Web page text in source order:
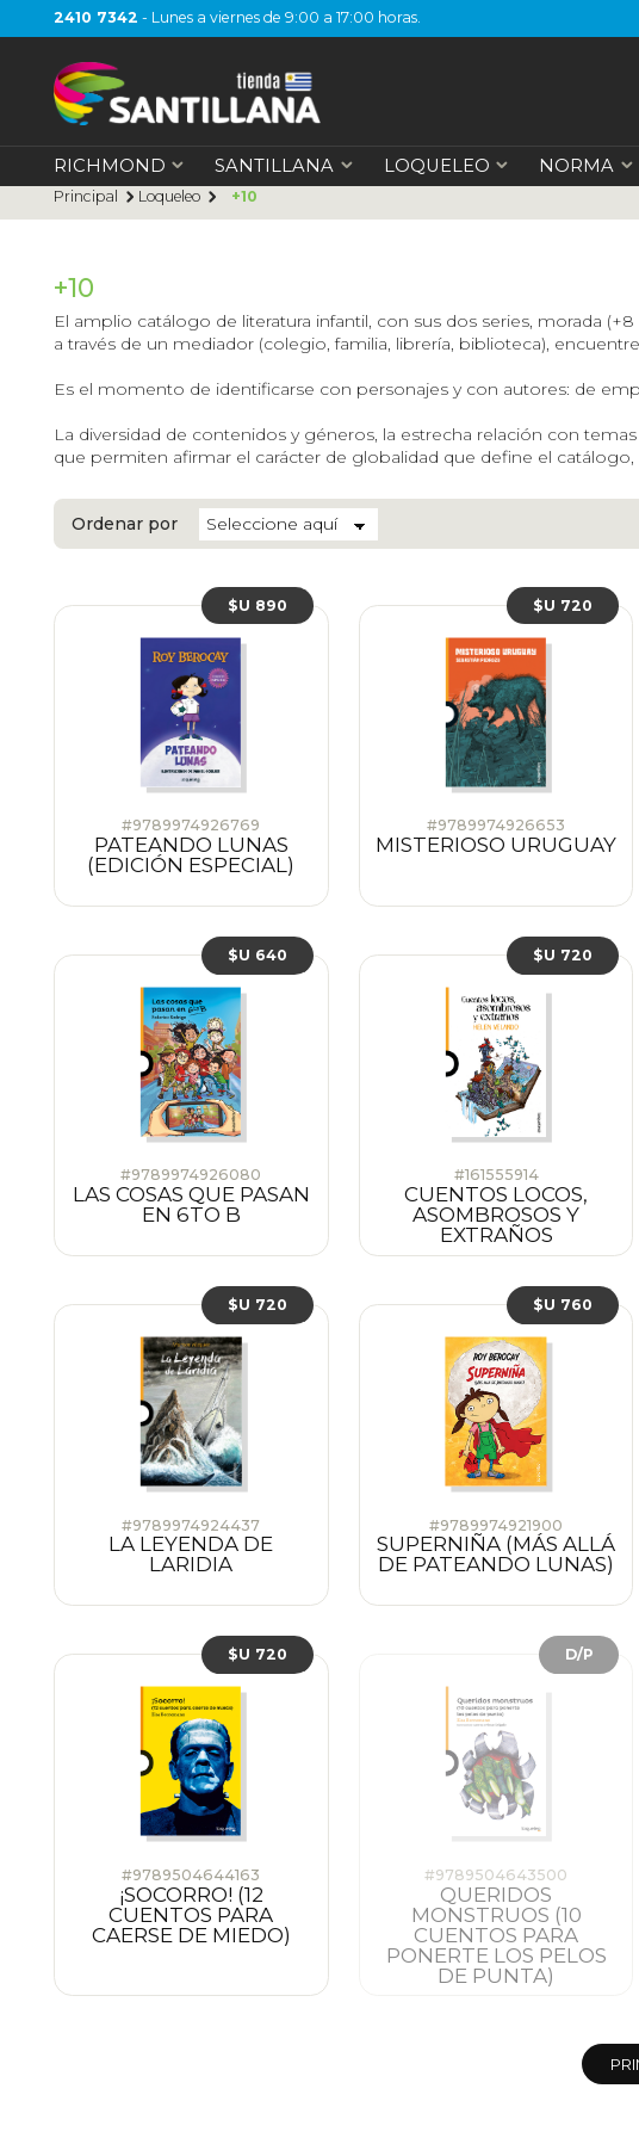
2410 7342 - Lunes a viernes de 9:00 a 17:00 horas.
RICHMOND SANTILLANA LOQUELEO NORMA
Principal Loqueleo +10
+10
El amplio catálogo de literatura infantil, con sus dos series, morada
a través de un mediador (colegio, familia, librería, biblioteca),
Es el momento de identificarse con personajes y con autores: de
La diversidad de contenidos y géneros, la estrecha relación con
que permiten afirmar el carácter de globalidad que define el
Ordenar por
#9789974926769
PATEANDO LUNAS
(EDICIÓN ESPECIAL)
$U 890
#9789974926653
MISTERIOSO URUGUAY
$U 720
#9789974926080
LAS COSAS QUE PASAN
EN 6TO B
$U 640
#161555914
CUENTOS LOCOS,
ASOMBROSOS Y
EXTRAÑOS
$U 720
#9789974924437
LA LEYENDA DE
LARIDIA
$U 720
#9789974921900
SUPERNIÑA (MÁS ALLÁ
DE PATEANDO LUNAS)
$U 760
#9789504644163
¡SOCORRO! (12
CUENTOS PARA
CAERSE DE MIEDO)
$U 720
#9789504643500
QUERIDOS
MONSTRUOS (10
CUENTOS PARA
PONERTE LOS PELOS
DE PUNTA)
D/P